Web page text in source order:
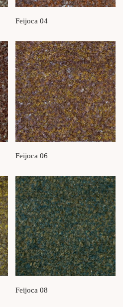
Feijoca 04
Feijoca 06
Feijoca 08